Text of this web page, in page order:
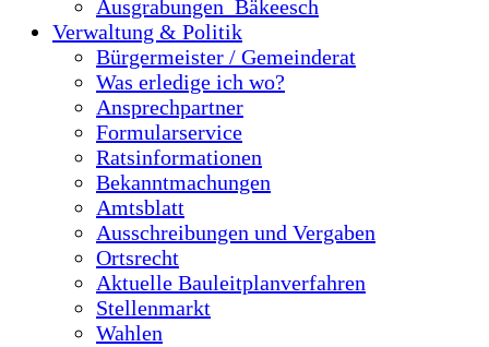
Ausgrabungen_Bäkeesch
Verwaltung & Politik
Bürgermeister / Gemeinderat
Was erledige ich wo?
Ansprechpartner
Formularservice
Ratsinformationen
Bekanntmachungen
Amtsblatt
Ausschreibungen und Vergaben
Ortsrecht
Aktuelle Bauleitplanverfahren
Stellenmarkt
Wahlen